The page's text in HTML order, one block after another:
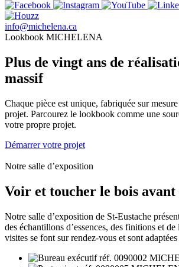
info@michelena.ca
Lookbook MICHELENA
Plus de vingt ans de
massif
Chaque pièce est unique, fabriquée sur
projet. Parcourez le lookbook comme une
votre propre projet.
Démarrer votre projet
Notre salle d’exposition
Voir et toucher le bois
Notre salle d’exposition de St-Eustache
des échantillons d’essences, des finitions et
visites se font sur rendez-vous et sont